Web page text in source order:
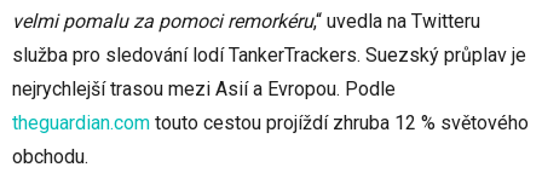
velmi pomalu za pomoci remorkéru,“ uvedla na Twitteru
služba pro sledování lodí TankerTrackers. Suezský průplav je
nejrychlejší trasou mezi Asií a Evropou. Podle
theguardian.com touto cestou projíždí zhruba 12 % světového
obchodu.